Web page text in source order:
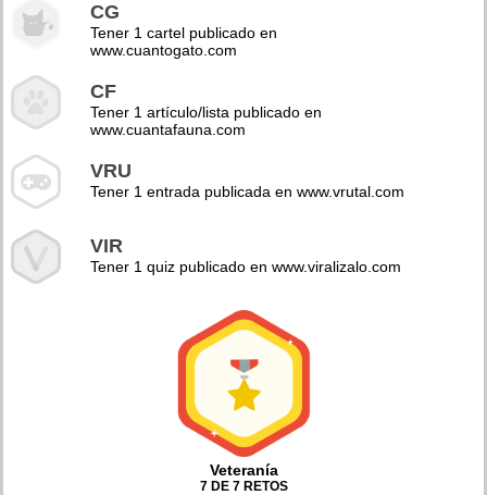
CG
Tener 1 cartel publicado en
www.cuantogato.com
CF
Tener 1 artículo/lista publicado en
www.cuantafauna.com
VRU
Tener 1 entrada publicada en www.vrutal.com
VIR
Tener 1 quiz publicado en www.viralizalo.com
Veteranía
7 DE 7 RETOS